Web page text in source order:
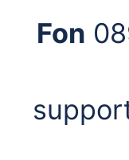
Fon